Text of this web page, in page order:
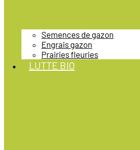
Semences de gazon
Engrais gazon
Prairies fleuries
LUTTE BIO